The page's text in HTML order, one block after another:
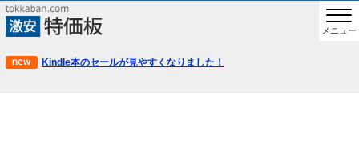
メニュー
Kindle本のセールが見やすくなりました！